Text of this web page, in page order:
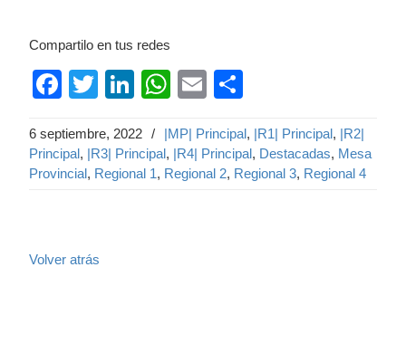
Compartilo en tus redes
Facebook
TwitterLinkedIn
WhatsApp
Email
6 septiembre, 2022 / |MP| Principal, |R1| Principal, |R2|
Principal, |R3| Principal, |R4| Principal, Destacadas, Mesa
Provincial, Regional 1, Regional 2, Regional 3, Regional 4
Volver atrás